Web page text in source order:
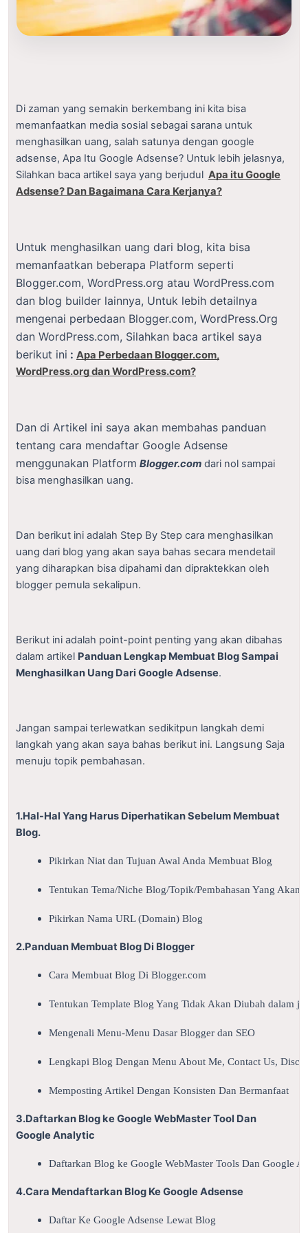
Di zaman yang semakin berkembang ini kita bisa
memanfaatkan media sosial sebagai sarana untuk
menghasilkan uang, salah satunya dengan google
adsense, Apa Itu Google Adsense? Untuk lebih jelasnya,
Silahkan baca artikel saya yang berjudul Apa itu Google
Adsense? Dan Bagaimana Cara Kerjanya?
Untuk menghasilkan uang dari blog, kita bisa
memanfaatkan beberapa Platform seperti
Blogger.com, WordPress.org atau WordPress.com
dan blog builder lainnya, Untuk lebih detailnya
mengenai perbedaan Blogger.com, WordPress.Org
dan WordPress.com, Silahkan baca artikel saya
berikut ini : Apa Perbedaan Blogger.com,
WordPress.org dan WordPress.com?
Dan di Artikel ini saya akan membahas panduan
tentang cara mendaftar Google Adsense
menggunakan Platform Blogger.com dari nol sampai
bisa menghasilkan uang.
Dan berikut ini adalah Step By Step cara menghasilkan
uang dari blog yang akan saya bahas secara mendetail
yang diharapkan bisa dipahami dan dipraktekkan oleh
blogger pemula sekalipun.
Berikut ini adalah point-point penting yang akan dibahas
dalam artikel Panduan Lengkap Membuat Blog Sampai
Menghasilkan Uang Dari Google Adsense.
Jangan sampai terlewatkan sedikitpun langkah demi
langkah yang akan saya bahas berikut ini. Langsung Saja
menuju topik pembahasan.
1.Hal-Hal Yang Harus Diperhatikan Sebelum Membuat
Blog.
Pikirkan Niat dan Tujuan Awal Anda Membuat Blog
Tentukan Tema/Niche Blog/Topik/Pembahasan Yang Akan
Pikirkan Nama URL (Domain) Blog
2.Panduan Membuat Blog Di Blogger
Cara Membuat Blog Di Blogger.com
Tentukan Template Blog Yang Tidak Akan Diubah dalam
Mengenali Menu-Menu Dasar Blogger dan SEO
Lengkapi Blog Dengan Menu About Me, Contact Us,
Memposting Artikel Dengan Konsisten Dan Bermanfaat
3.Daftarkan Blog ke Google WebMaster Tool Dan
Google Analytic
Daftarkan Blog ke Google WebMaster Tools Dan Google
4.Cara Mendaftarkan Blog Ke Google Adsense
Daftar Ke Google Adsense Lewat Blog